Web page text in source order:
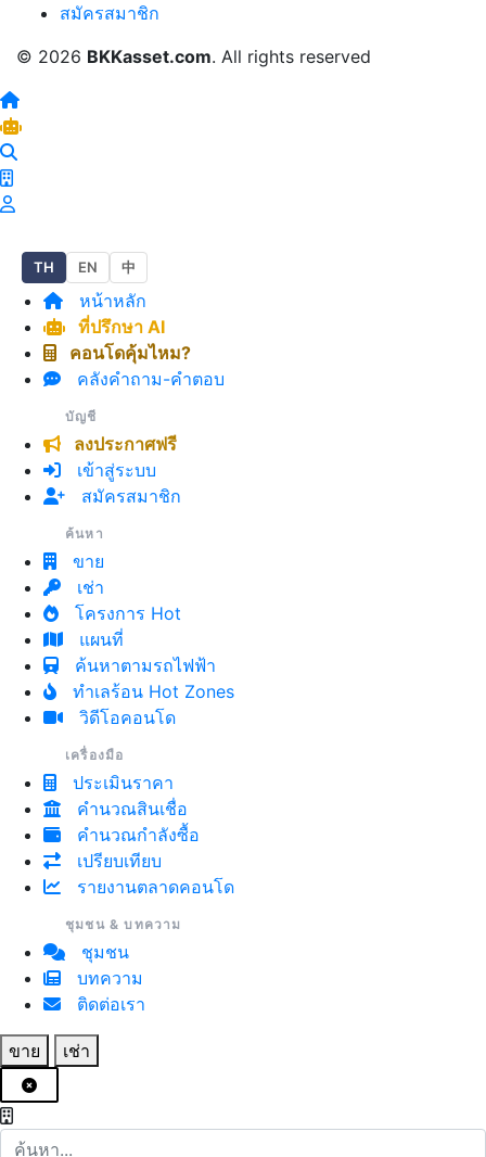
สมัครสมาชิก
© 2026 BKKasset.com. All rights reserved
TH EN 中
หน้าหลัก
ที่ปรึกษา AI
คอนโดคุ้มไหม?
คลังคำถาม-คำตอบ
บัญชี
ลงประกาศฟรี
เข้าสู่ระบบ
สมัครสมาชิก
ค้นหา
ขาย
เช่า
โครงการ Hot
แผนที่
ค้นหาตามรถไฟฟ้า
ทำเลร้อน Hot Zones
วิดีโอคอนโด
เครื่องมือ
ประเมินราคา
คำนวณสินเชื่อ
คำนวณกำลังซื้อ
เปรียบเทียบ
รายงานตลาดคอนโด
ชุมชน & บทความ
ชุมชน
บทความ
ติดต่อเรา
ขาย เช่า